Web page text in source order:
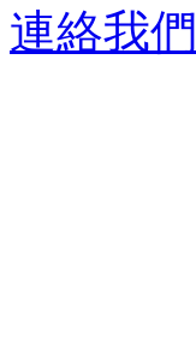
連絡我們